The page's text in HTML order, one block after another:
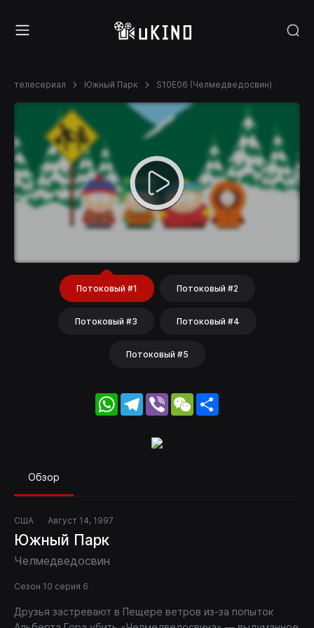
телесериал Южный Парк S10E06 (Челмедведосвин)
Потоковый #1 Потоковый #2
Потоковый #3 Потоковый #4
Потоковый #5
WhatsApp
Telegram
Viber WeChat
Обзор
США Август 14, 1997
Южный Парк
Челмедведосвин
Сезон 10 серия 6
Друзья застревают в Пещере ветров из-за попыток